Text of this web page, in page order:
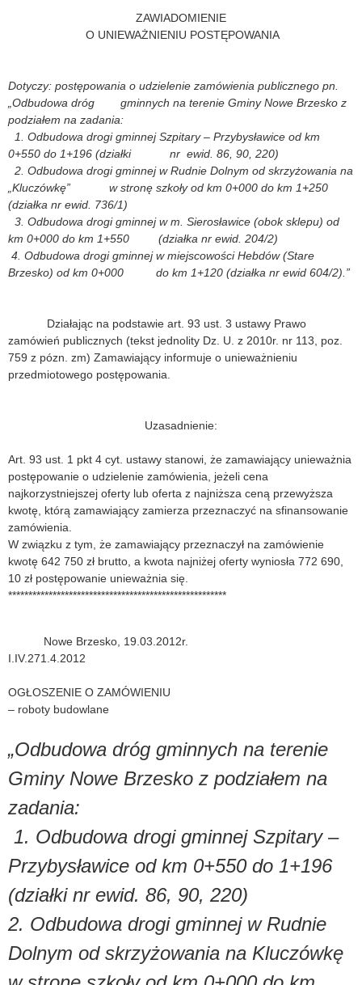
ZAWIADOMIENIE
O UNIEWAŻNIENIU POSTĘPOWANIA
Dotyczy: postępowania o udzielenie zamówienia publicznego pn.
„Odbudowa dróg gminnych na terenie Gminy Nowe Brzesko z
podziałem na zadania:
1. Odbudowa drogi gminnej Szpitary – Przybysławice od km
0+550 do 1+196 (działki nr ewid. 86, 90, 220)
2. Odbudowa drogi gminnej w Rudnie Dolnym od skrzyżowania na
„Kluczówkę” w stronę szkoły od km 0+000 do km 1+250
(działka nr ewid. 736/1)
3. Odbudowa drogi gminnej w m. Sierosławice (obok sklepu) od
km 0+000 do km 1+550 (działka nr ewid. 204/2)
4. Odbudowa drogi gminnej w miejscowości Hebdów (Stare
Brzesko) od km 0+000 do km 1+120 (działka nr ewid 604/2).”
Działając na podstawie art. 93 ust. 3 ustawy Prawo
zamówień publicznych (tekst jednolity Dz. U. z 2010r. nr 113, poz.
759 z pózn. zm) Zamawiający informuje o unieważnieniu
przedmiotowego postępowania.
Uzasadnienie:
Art. 93 ust. 1 pkt 4 cyt. ustawy stanowi, że zamawiający unieważnia
postępowanie o udzielenie zamówienia, jeżeli cena
najkorzystniejszej oferty lub oferta z najniższa ceną przewyższa
kwotę, którą zamawiający zamierza przeznaczyć na sfinansowanie
zamówienia.
W związku z tym, że zamawiający przeznaczył na zamówienie
kwotę 642 750 zł brutto, a kwota najniżej oferty wyniosła 772 690,
10 zł postępowanie unieważnia się.
******************************************************
Nowe Brzesko, 19.03.2012r.
I.IV.271.4.2012
OGŁOSZENIE O ZAMÓWIENIU
– roboty budowlane
„Odbudowa dróg gminnych na terenie
Gminy Nowe Brzesko z podziałem na
zadania:
1. Odbudowa drogi gminnej Szpitary –
Przybysławice od km 0+550 do 1+196
(działki nr ewid. 86, 90, 220)
2. Odbudowa drogi gminnej w Rudnie
Dolnym od skrzyżowania na Kluczówkę